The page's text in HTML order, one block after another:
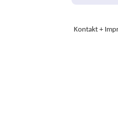
Kontakt +